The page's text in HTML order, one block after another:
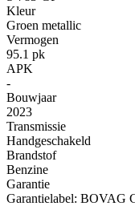
Kleur
Groen metallic
Vermogen
95.1 pk
APK
-
Bouwjaar
2023
Transmissie
Handgeschakeld
Brandstof
Benzine
Garantie
Garantielabel: BOVAG